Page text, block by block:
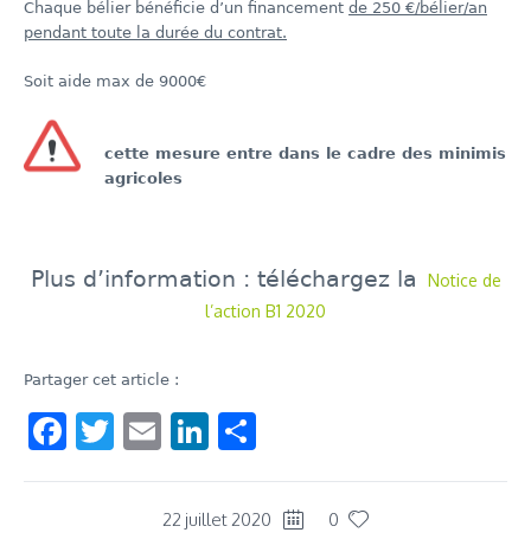
Chaque bélier bénéficie d’un financement de 250 €/bélier/an
pendant toute la durée du contrat.
Soit aide max de 9000€
cette mesure entre dans le cadre des minimis
agricoles
Plus d’information : téléchargez la
Notice de
l’action B1 2020
Partager cet article :
Facebook
Twitter
EmailLinkedIn
22 juillet 2020 0